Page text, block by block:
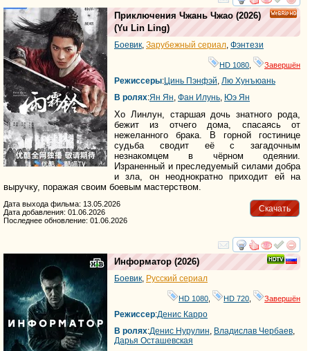
смотреть
Приключения Чжань Чжао (2026)
(Yu Lin Ling)
Боевик, Зарубежный сериал, Фэнтези
HD 1080 Завершён
Режиссеры:Цинь Пэнфэй, Лю Хунъюань
В ролях:Ян Ян, Фан Илунь, Юэ Ян
Хо Линлун, старшая дочь знатного рода,
бежит из отчего дома, спасаясь от
нежеланного брака. В горной гостинице
судьба сводит её с загадочным
незнакомцем в чёрном одеянии.
Израненный и преследуемый силами добра
и зла, он неоднократно приходит ей на
выручку, поражая своим боевым мастерством.
Скачать
Дата выхода фильма: 13.05.2026
Дата добавления: 01.06.2026
Последнее обновление: 01.06.2026
смотреть
Информатор (2026)
Боевик, Русский сериал
HD 1080 HD 720 Завершён
Режиссер:Денис Карро
В ролях:Денис Нурулин, Владислав Чербаев,
Дарья Осташевская